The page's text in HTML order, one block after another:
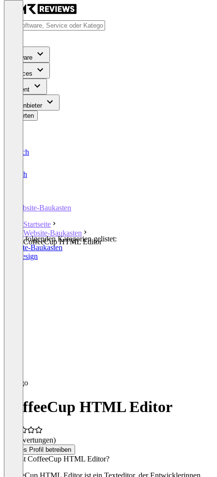
Software
Services
Content
Für Anbieter
Bewerten
Deutsch
English
Website-Baukasten
Startseite
Website-Baukasten
CoffeeCup HTML Editor
In den folgenden Kategorien gelistet:
Website-Baukasten
Webdesign
CoffeeCup HTML Editor
(0 Bewertungen)
Dieses Profil betreiben
Was ist CoffeeCup HTML Editor?